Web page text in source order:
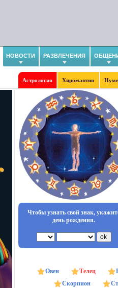
НОВОСТИ РАЗВЛЕЧЕНИЯ
Астрология Хиромантия
Чтобы узнать свой знак,
день рождения.
Овен Телец
Скорпион